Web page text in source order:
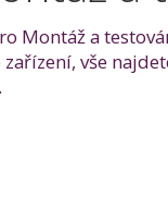
Montáž a
vše